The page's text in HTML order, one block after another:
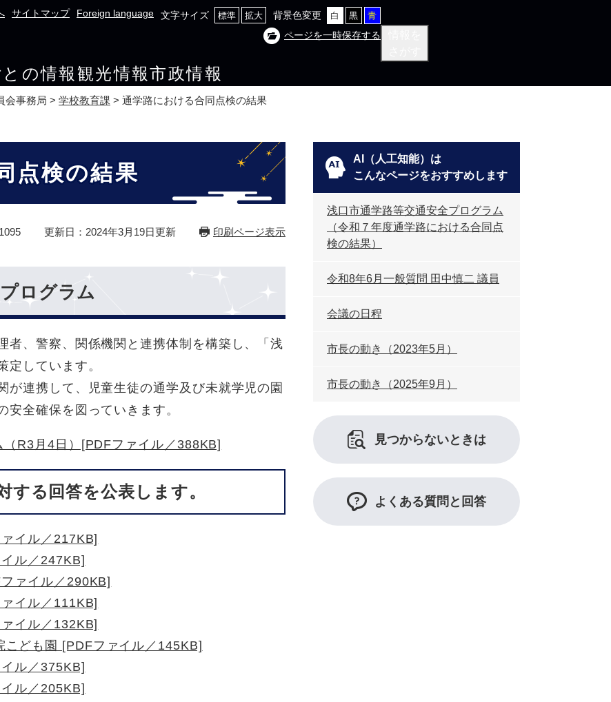
サイトマップ Foreign language 文字サイズ 標準 拡大 背景色変更 白 黒 青
ページを一時保存する
の情報観光情報市政情報
会事務局 > 学校教育課 > 通学路における合同点検の結果
点検の結果
更新日：2024年3月19日更新 印刷ページ表示
ログラム
者、警察、関係機関と連携体制を構築し、「浅
定しています。
が連携して、児童生徒の通学及び未就学児の園
全確保を図っていきます。
R3月4日）[PDFファイル／388KB]
する回答を公表します。
イル／217KB]
ル／247KB]
ァイル／290KB]
イル／111KB]
イル／132KB]
ども園 [PDFファイル／145KB]
ル／375KB]
ル／205KB]
AI（人工知能）は
こんなページをおすすめします
浅口市通学路等交通安全プログラム
（令和７年度通学路における合同点
検の結果）
令和8年6月一般質問 田中慎二 議員
会議の日程
市長の動き（2023年5月）
市長の動き（2025年9月）
見つからないときは
よくある質問と回答